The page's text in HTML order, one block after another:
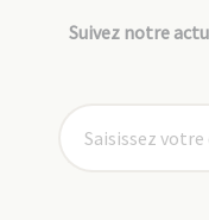
Suivez notre